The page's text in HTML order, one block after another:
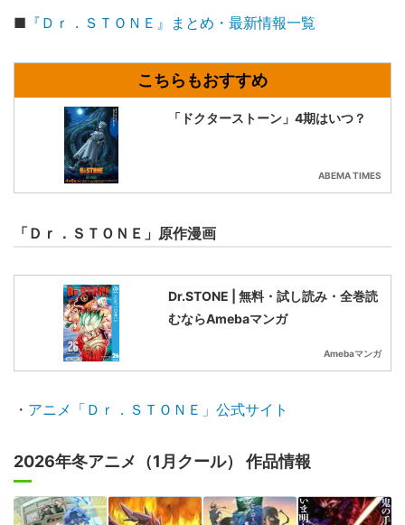
■ 『Ｄｒ．ＳＴＯＮＥ』まとめ・最新情報一覧
「ドクターストーン」4期はいつ？
ABEMA TIMES
「Ｄｒ．ＳＴＯＮＥ」原作漫画
Dr.STONE | 無料・試し読み・全巻読
むならAmebaマンガ
Amebaマンガ
・ アニメ「Ｄｒ．ＳＴＯＮＥ」公式サイト
2026年冬アニメ（1月クール） 作品情報